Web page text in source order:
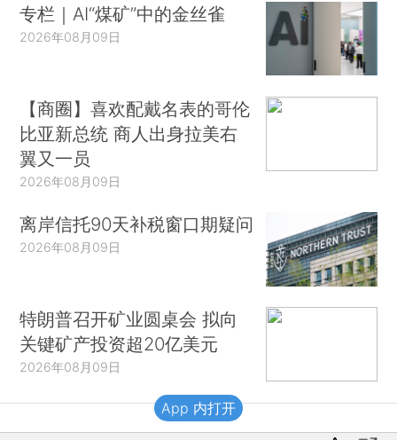
专栏｜AI“煤矿”中的金丝雀
2026年08月09日
【商圈】喜欢配戴名表的哥伦
比亚新总统 商人出身拉美右
翼又一员
2026年08月09日
离岸信托90天补税窗口期疑问
2026年08月09日
特朗普召开矿业圆桌会 拟向
关键矿产投资超20亿美元
2026年08月09日
App 内打开